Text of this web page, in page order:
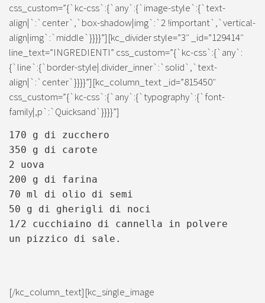
css_custom=”{`kc-css`:{`any`:{`image-style`:{`text-
align|`:`center`,`box-shadow|img`:`2 !important`,`vertical-
align|img`:`middle`}}}}”][kc_divider style=”3″ _id=”129414″
line_text=”INGREDIENTI” css_custom=”{`kc-css`:{`any`:
{`line`:{`border-style|.divider_inner`:`solid`,`text-
align|`:`center`}}}}”][kc_column_text _id=”815450″
css_custom=”{`kc-css`:{`any`:{`typography`:{`font-
family|,p`:`Quicksand`}}}}”]
170 g di zucchero
350 g di carote
2 uova
200 g di farina
70 ml di olio di semi
50 g di gherigli di noci
1/2 cucchiaino di cannella in polvere
un pizzico di sale.
[/kc_column_text][kc_single_image